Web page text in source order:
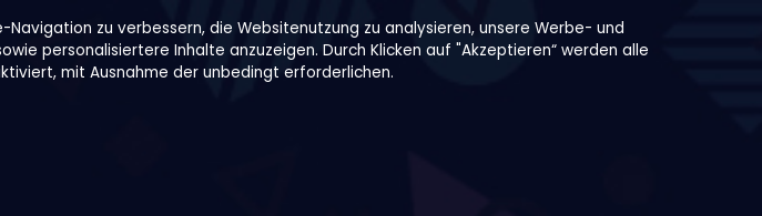
zu verbessern, die Websitenutzung zu analysieren, unsere Werbe- und
personalisiertere Inhalte anzuzeigen. Durch Klicken auf "Akzeptieren“ werden alle
mit Ausnahme der unbedingt erforderlichen.